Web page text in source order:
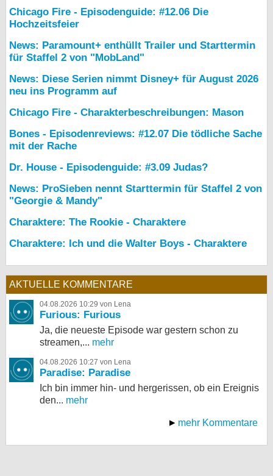
Chicago Fire - Episodenguide: #12.06 Die
Hochzeitsfeier
News: Paramount+ enthüllt Trailer und Starttermin
für Staffel 2 von "MobLand"
News: Diese Serien nimmt Disney+ für August 2026
neu ins Programm auf
Chicago Fire - Charakterbeschreibungen: Mason
Bones - Episodenreviews: #12.07 Die tödliche Sache
mit der Rache
Dr. House - Episodenguide: #3.09 Judas?
News: ProSieben nennt Starttermin für Staffel 2 von
"Georgie & Mandy"
Charaktere: The Rookie - Charaktere
Charaktere: Ich und die Walter Boys - Charaktere
AKTUELLE KOMMENTARE
04.08.2026 10:29 von Lena
Furious: Furious
Ja, die neueste Episode war gestern schon zu
streamen,... mehr
04.08.2026 10:27 von Lena
Paradise: Paradise
Ich bin immer hin- und hergerissen, ob ein Ereignis
den... mehr
mehr Kommentare